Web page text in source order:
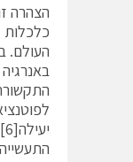
הצהרה
כלכלות
העולם.